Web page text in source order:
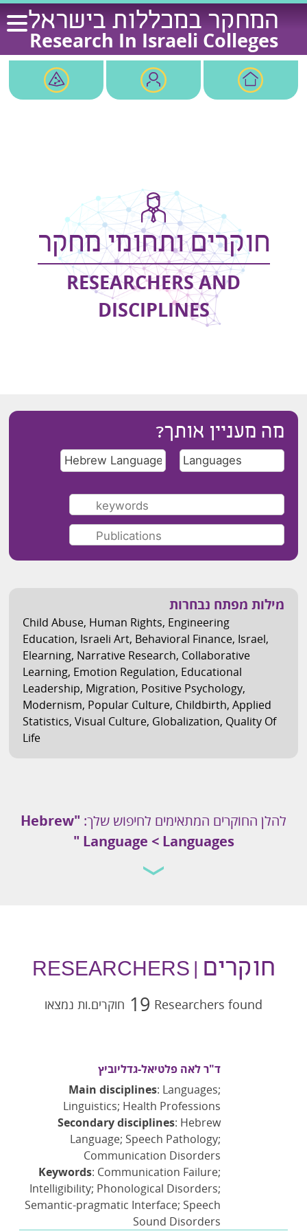
Skip
content
המחקר במכללות בישראל
Research In Israeli Colleges
חוקרים ותחומי מחקר
RESEARCHERS AND
DISCIPLINES
מה מעניין אותך?
מילות מפתח נבחרות
Child Abuse, Human Rights, Engineering
Education, Israeli Art, Behavioral Finance, Israel,
Elearning, Narrative Research, Collaborative
Learning, Emotion Regulation, Educational
Leadership, Migration, Positive Psychology,
Modernism, Popular Culture, Childbirth,Applied
Statistics,Visual Culture, Globalization, Quality Of
Life
להלן החוקרים המתאימים לחיפוש שלך: "
Hebrew
Language < Languages
"
חוקרים
Researchers found
19 חוקרים.ות נמצאו
ד"ר לאה פלטיאל-גדליוביץ
Main disciplines: Languages;
Linguistics; Health Professions
Secondary disciplines: Hebrew
Language; Speech Pathology;
Communication Disorders
Keywords: Communication Failure;
Intelligibility; Phonological Disorders;
Semantic-pragmatic Interface; Speech
Sound Disorders